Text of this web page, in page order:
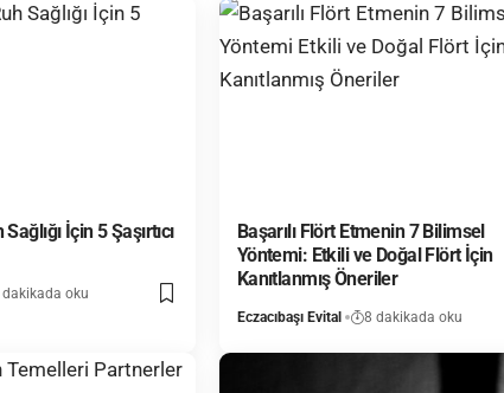
İçin 5 Şaşırtıcı
oku
Başarılı Flört Etmenin 7 Bilimsel
Yöntemi: Etkili ve Doğal Flört İçin
Kanıtlanmış Öneriler
Eczacıbaşı Evital 8 dakikada oku